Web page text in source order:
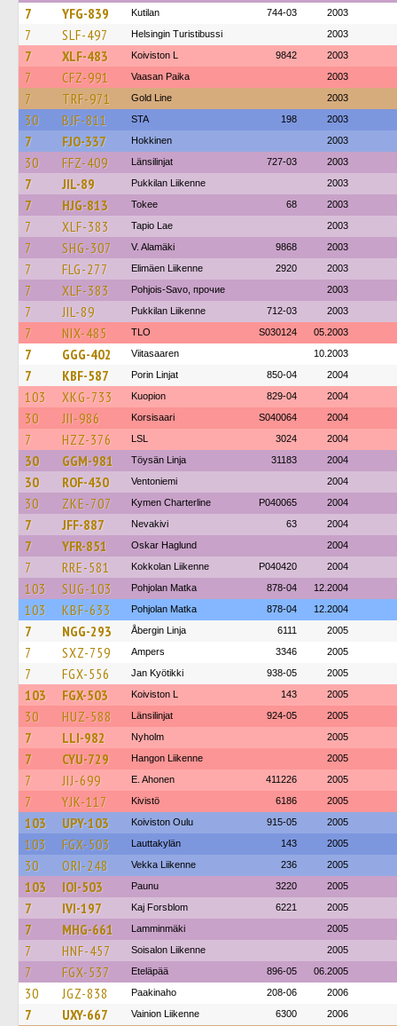
7 YFG-839 Kutilan 744-03 2003
7 SLF-497 Helsingin Turistibussi 2003
7 XLF-483 Koiviston L 9842 2003
7 CFZ-991 Vaasan Paika 2003
7 TRF-971 Gold Line 2003
30 BJF-811 STA 198 2003
7 FJO-337 Hokkinen 2003
30 FFZ-409 Länsilinjat 727-03 2003
7 JIL-89 Pukkilan Liikenne 2003
7 HJG-813 Tokee 68 2003
7 XLF-383 Tapio Lae 2003
7 SHG-307 V. Alamäki 9868 2003
7 FLG-277 Elimäen Liikenne 2920 2003
7 XLF-383 Pohjois-Savo, прочие 2003
7 JIL-89 Pukkilan Liikenne 712-03 2003
7 NIX-485 TLO S030124 05.2003
7 GGG-402 Viitasaaren 10.2003
7 KBF-587 Porin Linjat 850-04 2004
103 XKG-733 Kuopion 829-04 2004
30 JII-986 Korsisaari S040064 2004
7 HZZ-376 LSL 3024 2004
30 GGM-981 Töysän Linja 31183 2004
30 ROF-430 Ventoniemi 2004
30 ZKE-707 Kymen Charterline P040065 2004
7 JFF-887 Nevakivi 63 2004
7 YFR-851 Oskar Haglund 2004
7 RRE-581 Kokkolan Liikenne P040420 2004
103 SUG-103 Pohjolan Matka 878-04 12.2004
103 KBF-633 Pohjolan Matka 878-04 12.2004
7 NGG-293 Åbergin Linja 6111 2005
7 SXZ-759 Ampers 3346 2005
7 FGX-556 Jan Kyötikki 938-05 2005
103 FGX-503 Koiviston L 143 2005
30 HUZ-588 Länsilinjat 924-05 2005
7 LLI-982 Nyholm 2005
7 CYU-729 Hangon Liikenne 2005
7 JIJ-699 E. Ahonen 411226 2005
7 YJK-117 Kivistö 6186 2005
103 UPY-103 Koiviston Oulu 915-05 2005
103 FGX-503 Lauttakylän 143 2005
30 ORI-248 Vekka Liikenne 236 2005
103 IOI-503 Paunu 3220 2005
7 IVI-197 Kaj Forsblom 6221 2005
7 MHG-661 Lamminmäki 2005
7 HNF-457 Soisalon Liikenne 2005
7 FGX-537 Eteläpää 896-05 06.2005
30 JGZ-838 Paakinaho 208-06 2006
7 UXY-667 Vainion Liikenne 6300 2006